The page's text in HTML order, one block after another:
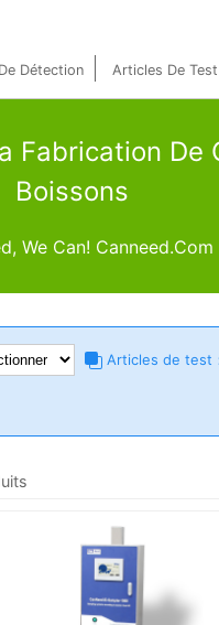
Détection Articles De Test
Boissons
We Can! Canneed.com
Articles de test